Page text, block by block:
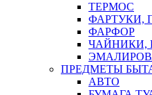
ТЕРМОС
ФАРТУКИ,
ФАРФОР
ЧАЙНИКИ,
ПРЕДМЕТЫ
АВТО